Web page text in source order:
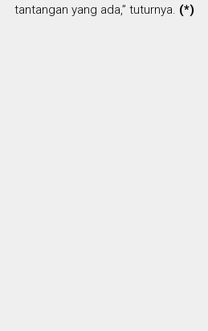
tantangan yang ada,” tuturnya. (*)